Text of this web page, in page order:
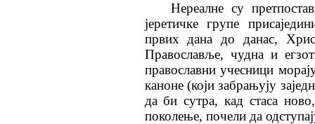
Нереалне су
јеретичке групе
првих дана до данас,
Православље, чудна и
православни учесници
каноне (који забрањују
да би сутра, кад стаса
поколење, почели да